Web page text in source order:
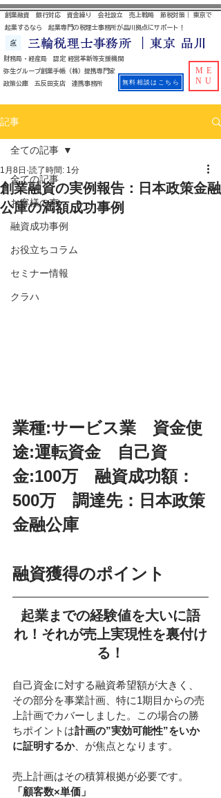
財務局・経産局 認定 経営革新等支援機関
​ 弥生グループ創業手帳（株）提携専門家
政策公庫 五反田支店 連携事務所
創業融資 銀行対応 資金繰り 会社設立 売上戦略 節税対策｜ 東京で
起業するなら 起業専門の税理士事務所が品川拠点にサポート！
三輪税理士事務所 ｜東京 品川
無料相談はこちら
ME
NU
記事
全ての記事
お客様の声
融資成功事例
お役立ちコラム
セミナー情報
クラハ
全ての記事
創業融資の実例報告：日本政策金融
公庫の満額成功事例
1月8日 読了時間: 1分
業種:サービス業　資金使
途:運転資金　自己資
金:100万　融資成功額：
500万　調達先：日本政策
金融公庫
融資獲得のポイント
起業までの経験値を大いに語
れ！それが売上実現性を裏付け
る！
自己資金に対する融資希望額が大きく、
その部分を事業計画、特に1期目からの売
上計画でカバーしました。この場合の勝
ちポイントは計画の”実効可能性”をいか
に証明するか、が焦点となります。
売上計画はその積算根拠が必要です。
「顧客数×単価」